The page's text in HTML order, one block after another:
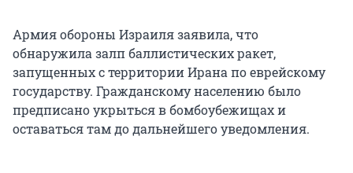
Армия обороны Израиля заявила, что
обнаружила залп баллистических ракет,
запущенных с территории Ирана по еврейскому
государству. Гражданскому населению было
предписано укрыться в бомбоубежищах и
оставаться там до дальнейшего уведомления.